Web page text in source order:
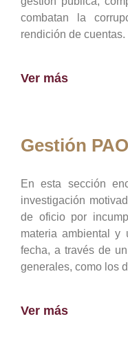
combatan la
rendición de cuentas.
Ver más
Gestión
En esta sección
investigación
de oficio por
materia ambiental
fecha, a través de
generales, como los
Ver más